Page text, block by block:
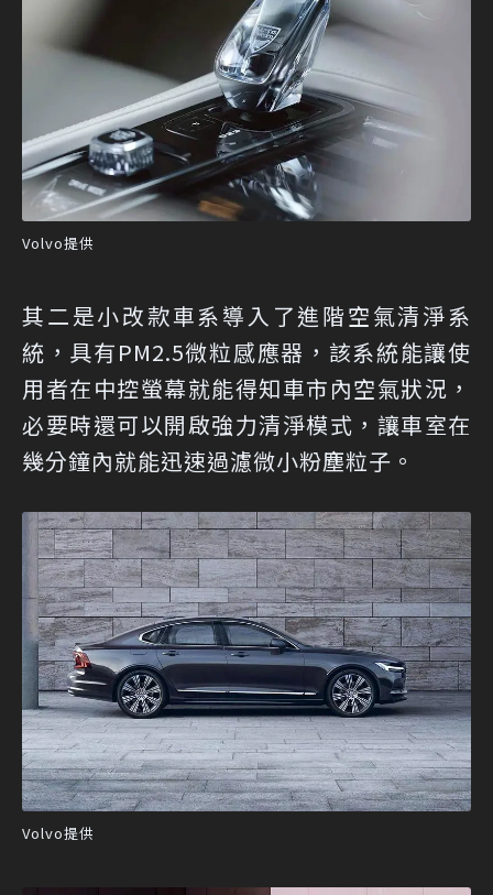
Volvo提供
其二是小改款車系導入了進階空氣清淨系
統，具有PM2.5微粒感應器，該系統能讓使
用者在中控螢幕就能得知車市內空氣狀況，
必要時還可以開啟強力清淨模式，讓車室在
幾分鐘內就能迅速過濾微小粉塵粒子。
Volvo提供